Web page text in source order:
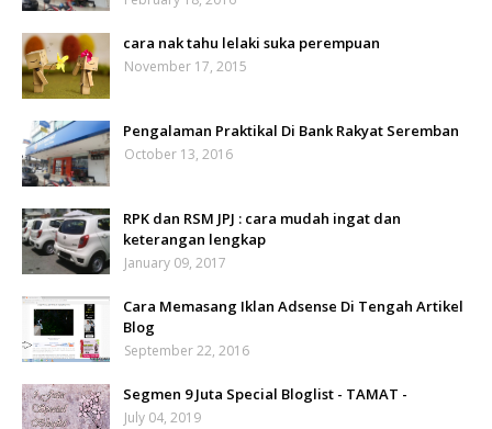
cara nak tahu lelaki suka perempuan
November 17, 2015
Pengalaman Praktikal Di Bank Rakyat Seremban
October 13, 2016
RPK dan RSM JPJ : cara mudah ingat dan
keterangan lengkap
January 09, 2017
Cara Memasang Iklan Adsense Di Tengah Artikel
Blog
September 22, 2016
Segmen 9 Juta Special Bloglist - TAMAT -
July 04, 2019